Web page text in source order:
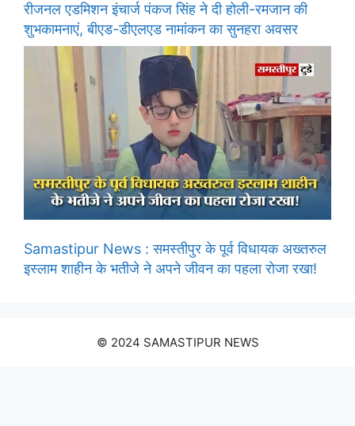
रीजनल एडमिशन इंचार्ज पंकज सिंह ने दी होली-रमजान की
शुभकामनाएं, बीएड-डीएलएड नामांकन का सुनहरा अवसर
Samastipur News : समस्तीपुर के पूर्व विधायक अख्तरुल
इस्लाम शाहीन के भतीजे ने अपने जीवन का पहला रोजा रखा!
© 2024 SAMASTIPUR NEWS